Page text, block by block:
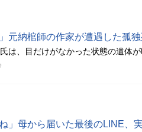
元納棺師の作家が遭遇した孤
は、目だけがなかった状態の遺体
」母から届いた最後のLINE、